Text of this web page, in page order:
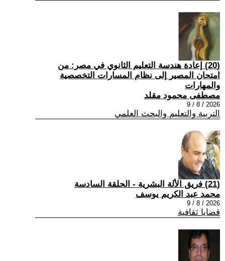
(20) إعادة هندسة التعليم الثانوي في مصر: من
امتحان المصير إلى نظام المسارات التخصصية
والمهارات
مصطفى محمود مقلد
2026 / 8 / 9
التربية والتعليم والبحث العلمي
(21) فريق الألة البشرية - الحلقة السادسة
محمد عبد الكريم يوسف
2026 / 8 / 9
قضايا ثقافية